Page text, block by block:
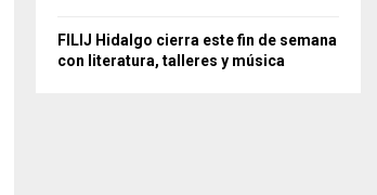
FILIJ Hidalgo cierra este fin de semana
con literatura, talleres y música